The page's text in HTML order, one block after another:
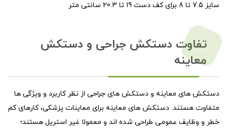
سایز 7.5 تا 8 برای کف دست 19 تا 20.3 سانتی متر
تفاوت دستکش جراحی و دستکش
معاینه
دستکش های معاینه و دستکش های جراحی از نظر کاربرد و ویژگی ها
متفاوت هستند. دستکش های معاینه برای معاینات پزشکی، کارهای کم
خطر و وظایف عمومی طراحی شده اند و معمولا غیر استریل هستند؛